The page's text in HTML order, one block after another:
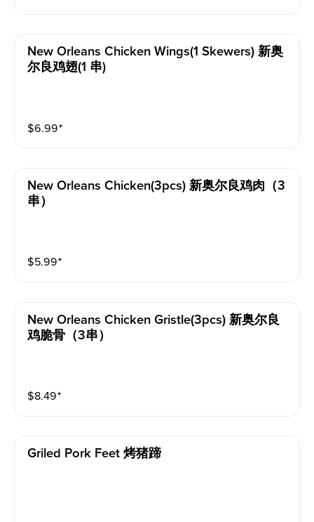
New Orleans Chicken Wings(1 Skewers) 新奥
尔良鸡翅(1 串)
$6.99⁺
New Orleans Chicken(3pcs) 新奥尔良鸡肉（3
串）
$5.99⁺
New Orleans Chicken Gristle(3pcs) 新奥尔良
鸡脆骨（3串）
$8.49⁺
Griled Pork Feet 烤猪蹄